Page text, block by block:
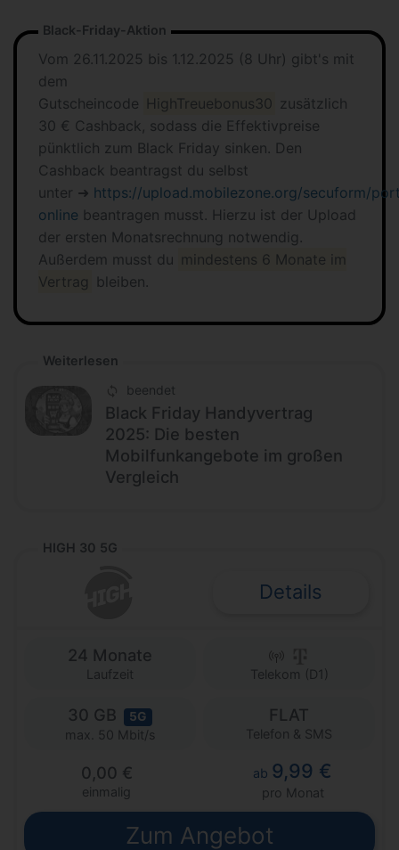
Black-Friday-Aktion
Vom 26.11.2025 bis 1.12.2025 (8 Uhr) gibt's mit
dem
Gutscheincode HighTreuebonus30 zusätzlich
30 € Cashback, sodass die Effektivpreise
pünktlich zum Black Friday sinken. Den
Cashback beantragst du selbst
unter ➜ https://upload.mobilezone.org/secuform/
online beantragen musst. Hierzu ist der Upload
der ersten Monatsrechnung notwendig.
Außerdem musst du mindestens 6 Monate im
Vertrag bleiben.
Weiterlesen
beendet
Black Friday Handyvertrag
2025: Die besten
Mobilfunkangebote im großen
Vergleich
HIGH 30 5G
Details
24 Monate
Laufzeit Telekom (D1)
30 GB 5G
max. 50 Mbit/s
FLAT
Telefon & SMS
0,00 €
einmalig
ab 9,99 €
pro Monat
Zum Angebot